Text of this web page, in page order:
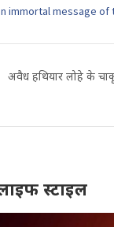
immortal message of
अवैध हथियार लोहे के
स्टाइल